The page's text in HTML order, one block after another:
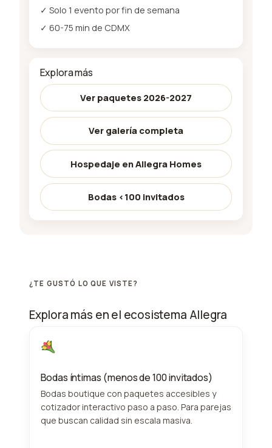
✓ Solo 1 evento por fin de semana
✓ 60-75 min de CDMX
Explora más
Ver paquetes 2026-2027
Ver galería completa
Hospedaje en Allegra Homes
Bodas <100 invitados
¿TE GUSTÓ LO QUE VISTE?
Explora más en el ecosistema Allegra
Bodas íntimas (menos de 100 invitados)
Bodas boutique con paquetes accesibles y
cotizador interactivo paso a paso. Para parejas
que buscan calidad sin escala masiva.